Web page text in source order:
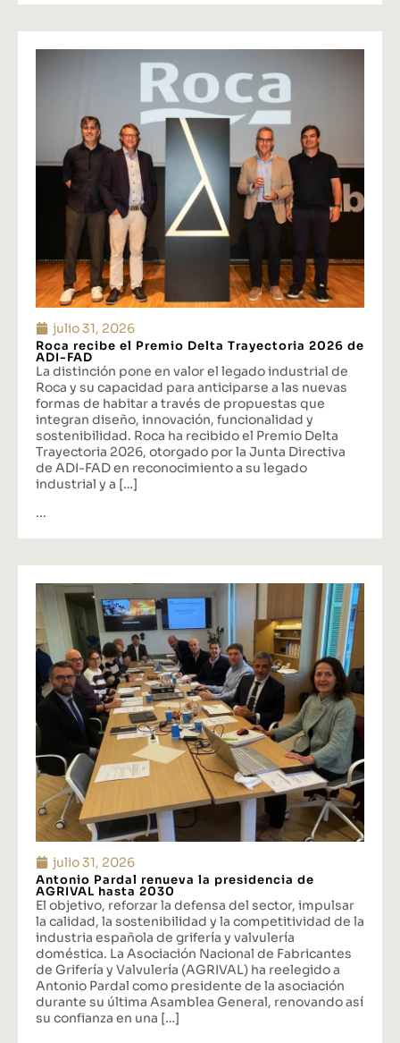
julio 31, 2026
Roca recibe el Premio Delta Trayectoria 2026 de
ADI-FAD
La distinción pone en valor el legado industrial de
Roca y su capacidad para anticiparse a las nuevas
formas de habitar a través de propuestas que
integran diseño, innovación, funcionalidad y
sostenibilidad. Roca ha recibido el Premio Delta
Trayectoria 2026, otorgado por la Junta Directiva
de ADI-FAD en reconocimiento a su legado
industrial y a […]
julio 31, 2026
Antonio Pardal renueva la presidencia de
AGRIVAL hasta 2030
El objetivo, reforzar la defensa del sector, impulsar
la calidad, la sostenibilidad y la competitividad de la
industria española de grifería y valvulería
doméstica. La Asociación Nacional de Fabricantes
de Grifería y Valvulería (AGRIVAL) ha reelegido a
Antonio Pardal como presidente de la asociación
durante su última Asamblea General, renovando así
su confianza en una […]